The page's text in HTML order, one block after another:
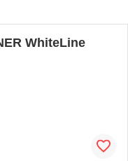
WhiteLine